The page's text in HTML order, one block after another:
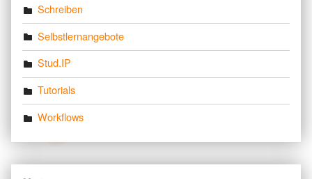
Schreiben
Selbstlernangebote
Stud.IP
Tutorials
Workflows